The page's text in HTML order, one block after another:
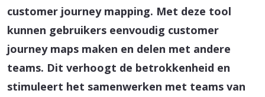
customer journey mapping. Met deze tool
kunnen gebruikers eenvoudig customer
journey maps maken en delen met andere
teams. Dit verhoogt de betrokkenheid en
stimuleert het samenwerken met teams van